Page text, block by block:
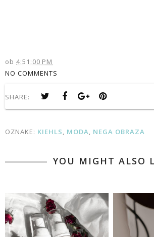
ob 4:51:00 PM
NO COMMENTS
SHARE:
OZNAKE: KIEHLS, MODA, NEGA OBRAZA
YOU MIGHT ALSO